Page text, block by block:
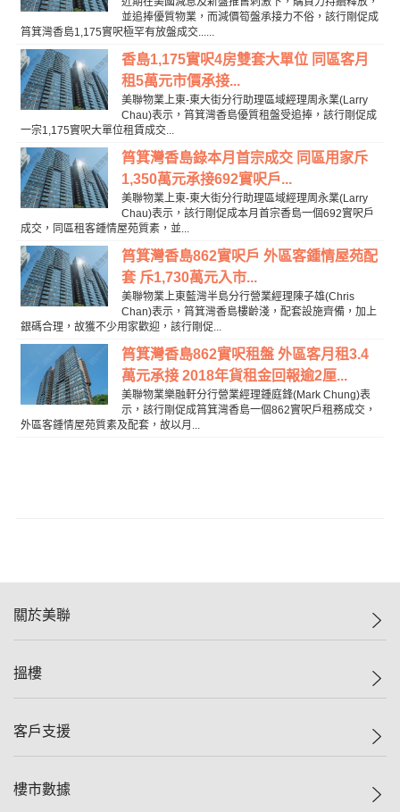
並追捧優質物業，而減價筍盤承接力不俗，該行剛促成
筲箕灣香島1,175實呎極罕有放盤成交......
香島1,175實呎4房雙套大單位 同區客月
租5萬元市價承接...
美聯物業上東-東大街分行助理區域經理周永業(Larry
Chau)表示，筲箕灣香島優質租盤受追捧，該行剛促成
一宗1,175實呎大單位租賃成交...
筲箕灣香島錄本月首宗成交 同區用家斥
1,350萬元承接692實呎戶...
美聯物業上東-東大街分行助理區域經理周永業(Larry
Chau)表示，該行剛促成本月首宗香島一個692實呎戶
成交，同區租客鍾情屋苑質素，並...
筲箕灣香島862實呎戶 外區客鍾情屋苑配
套 斥1,730萬元入市...
美聯物業上東藍灣半島分行營業經理陳子雄(Chris
Chan)表示，筲箕灣香島樓齡淺，配套設施齊備，加上
銀碼合理，故獲不少用家歡迎，該行剛促...
筲箕灣香島862實呎租盤 外區客月租3.4
萬元承接 2018年貨租金回報逾2厘...
美聯物業樂融軒分行營業經理鍾庭鋒(Mark Chung)表
示，該行剛促成筲箕灣香島一個862實呎戶租務成交，
外區客鍾情屋苑質素及配套，故以月...
關於美聯
美聯集團
人才招募
搵樓
一手新盤
減價
客戶支援
自助放盤
樓市數據